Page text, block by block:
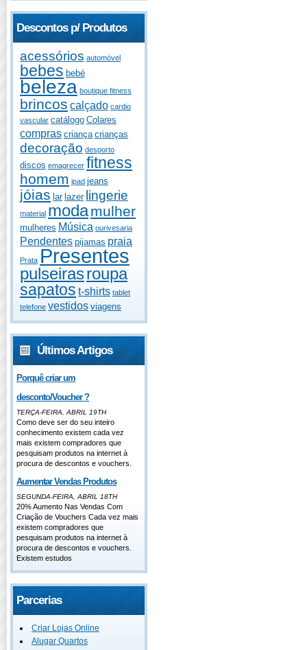
Descontos p/ Produtos
acessórios automóvel
bebes bebé
beleza boutique fitness
brincos calçado cardio
vascular catálogo Colares
compras criança crianças
decoração desporto
discos emagrecer fitness
homem ipad jeans
jóias lar lazer lingerie
material modamulher
mulheres Música ourivesaria
Pendentes pijamas praia
Prata Presentes
pulseirasroupa
sapatos t-shirts tablet
telefone vestidos viagens
Últimos Artigos
Porquê criar um
desconto/Voucher ?
TERÇA-FEIRA, ABRIL 19TH
Como deve ser do seu inteiro
conhecimento existem cada vez
mais existem compradores que
pesquisam produtos na internet à
procura de descontos e vouchers.
Aumentar Vendas Produtos
SEGUNDA-FEIRA, ABRIL 18TH
20% Aumento Nas Vendas Com
Criação de Vouchers Cada vez mais
existem compradores que
pesquisam produtos na internet à
procura de descontos e vouchers.
Existem estudos
Parcerias
Criar Lojas Online
Alugar Quartos